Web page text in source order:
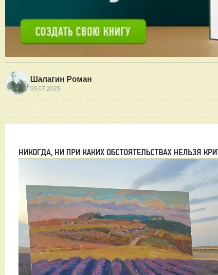
Шалагин Роман
09.07.2025
НИКОГДА, НИ ПРИ КАКИХ ОБСТОЯТЕЛЬСТВАХ НЕЛЬЗЯ